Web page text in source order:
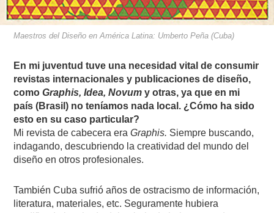
Maestros del Diseño en América Latina: Umberto Peña (Cuba)
En mi juventud tuve una necesidad vital de consumir
revistas internacionales y publicaciones de diseño,
comoGraphis, Idea, Novumy otras, ya que en mi
país (Brasil) no teníamos nada local. ¿Cómo ha sido
esto en su caso particular?
Mi revista de cabecera eraGraphis. Siempre buscando,
indagando, descubriendo la creatividad del mundo del
diseño en otros profesionales.
También Cuba sufrió años de ostracismo de información,
literatura, materiales, etc. Seguramente hubiera